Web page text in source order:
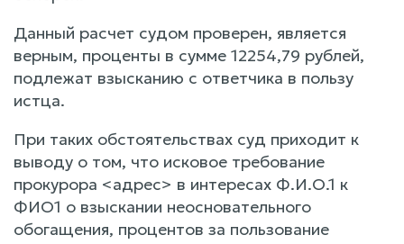
Данный расчет судом проверен, является
верным, проценты в сумме 12254,79 рублей,
подлежат взысканию с ответчика в пользу
истца.
При таких обстоятельствах суд приходит к
выводу о том, что исковое требование
прокурора <адрес> в интересах Ф.И.О.1 к
ФИО1 о взыскании неосновательного
обогащения, процентов за пользование